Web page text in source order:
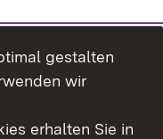
gestalten
wir
erhalten Sie in